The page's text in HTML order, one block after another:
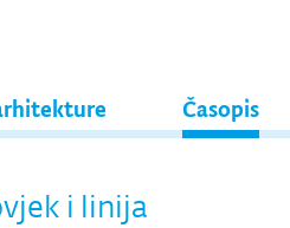
Časopis
i linija